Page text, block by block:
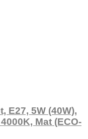
E27, 5W (40W),
Mat (ECO-